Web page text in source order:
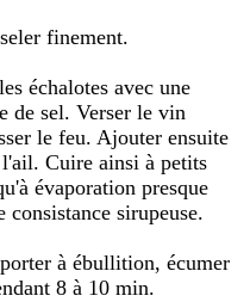
finement.
échalotes avec une
de sel. Verser le vin
le feu. Ajouter ensuite
Cuire ainsi à petits
évaporation presque
sirupeuse.
à ébullition, écumer
8 à 10 min.